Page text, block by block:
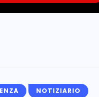
NOTIZIARIO